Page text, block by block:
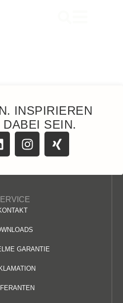
INSPIRIEREN
DABEI SEIN.
GARANTIE